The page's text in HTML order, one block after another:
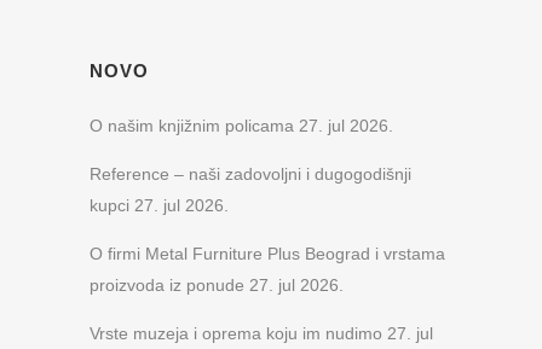
NOVO
O našim knjižnim policama 27. jul 2026.
Reference – naši zadovoljni i dugogodišnji
kupci 27. jul 2026.
O firmi Metal Furniture Plus Beograd i vrstama
proizvoda iz ponude 27. jul 2026.
Vrste muzeja i oprema koju im nudimo 27. jul